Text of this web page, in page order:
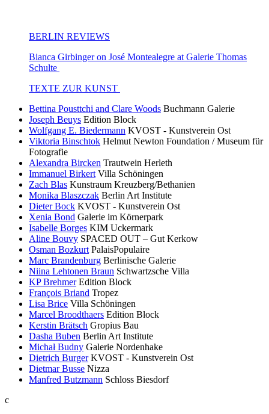
BERLIN REVIEWS
Bianca Girbinger on José Montealegre at Galerie Thomas
Schulte
TEXTE ZUR KUNST
Bettina Pousttchi and Clare Woods Buchmann Galerie
Joseph Beuys Edition Block
Wolfgang E. Biedermann KVOST - Kunstverein Ost
Viktoria Binschtok Helmut Newton Foundation / Museum für
Fotografie
Alexandra Bircken Trautwein Herleth
Immanuel Birkert Villa Schöningen
Zach Blas Kunstraum Kreuzberg/Bethanien
Monika Blaszczak Berlin Art Institute
Dieter Bock KVOST - Kunstverein Ost
Xenia Bond Galerie im Körnerpark
Isabelle Borges KIM Uckermark
Aline Bouvy SPACED OUT – Gut Kerkow
Osman Bozkurt PalaisPopulaire
Marc Brandenburg Berlinische Galerie
Niina Lehtonen Braun Schwartzsche Villa
KP Brehmer Edition Block
François Briand Tropez
Lisa Brice Villa Schöningen
Marcel Broodthaers Edition Block
Kerstin Brätsch Gropius Bau
Dasha Buben Berlin Art Institute
Michał Budny Galerie Nordenhake
Dietrich Burger KVOST - Kunstverein Ost
Dietmar Busse Nizza
Manfred Butzmann Schloss Biesdorf
c